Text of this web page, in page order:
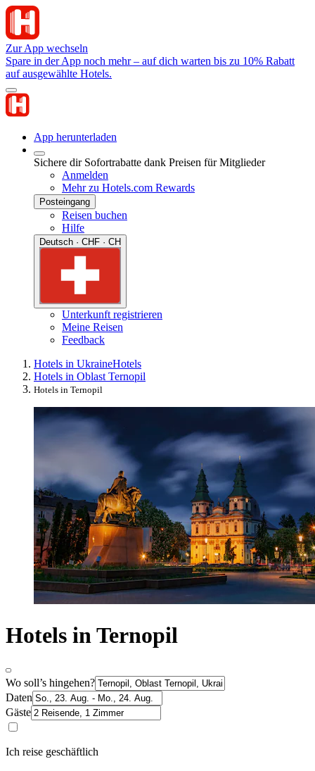
Zur App wechseln
Spare in der App noch mehr – auf dich warten bis zu 10% Rabatt
auf ausgewählte Hotels.
App herunterladen
Sichere dir Sofortrabatte dank Preisen für Mitglieder
Anmelden
Mehr zu Hotels.com Rewards
Posteingang
Reisen buchen
Hilfe
Deutsch · CHF · CH
Unterkunft registrieren
Meine Reisen
Feedback
Hotels in UkraineHotels
Hotels in Oblast Ternopil
Hotels in Ternopil
Hotels in Ternopil
Wo soll’s hingehen?
Daten
Gäste
Ich reise geschäftlich